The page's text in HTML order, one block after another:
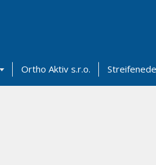
Ortho Aktiv s.r.o.